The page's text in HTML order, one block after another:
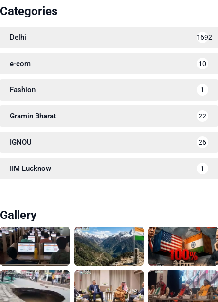
Categories
Delhi 1692
e-com 10
Fashion 1
Gramin Bharat 22
IGNOU 26
IIM Lucknow 1
Gallery